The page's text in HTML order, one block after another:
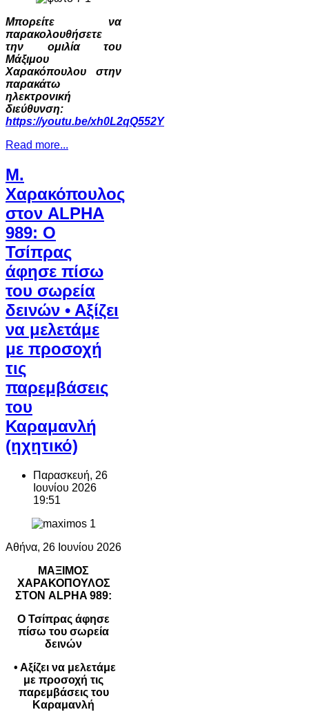
Μπορείτε να
παρακολουθήσετε
την ομιλία του
Μάξιμου
Χαρακόπουλου στην
παρακάτω
ηλεκτρονική
διεύθυνση:
https://youtu.be/xh0L2qQ552Y
Read more...
Μ.
Χαρακόπουλος
στον ALPHA
989: Ο
Τσίπρας
άφησε πίσω
του σωρεία
δεινών • Αξίζει
να μελετάμε
με προσοχή
τις
παρεμβάσεις
του
Καραμανλή
(ηχητικό)
Παρασκευή, 26
Ιουνίου 2026
19:51
Αθήνα, 26 Ιουνίου 2026
ΜΑΞΙΜΟΣ
ΧΑΡΑΚΟΠΟΥΛΟΣ
ΣΤΟΝ ALPHA 989:
Ο Τσίπρας άφησε
πίσω του σωρεία
δεινών
• Αξίζει να μελετάμε
με προσοχή τις
παρεμβάσεις του
Καραμανλή